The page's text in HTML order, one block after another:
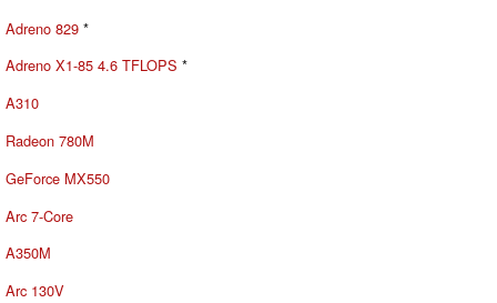
Adreno 829 *
Adreno X1-85 4.6 TFLOPS *
A310
Radeon 780M
GeForce MX550
Arc 7-Core
A350M
Arc 130V